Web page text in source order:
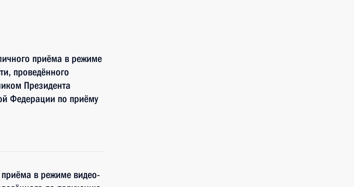
приёма в режиме
проведённого
Президента
Федерации по приёму
приёма в режиме видео-